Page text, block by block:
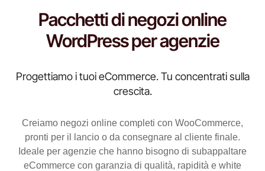
Pacchetti di negozi online
WordPress per agenzie
Progettiamo i tuoi eCommerce. Tu concentrati sulla
crescita.
Creiamo negozi online completi con WooCommerce,
pronti per il lancio o da consegnare al cliente finale.
Ideale per agenzie che hanno bisogno di subappaltare
eCommerce con garanzia di qualità, rapidità e white